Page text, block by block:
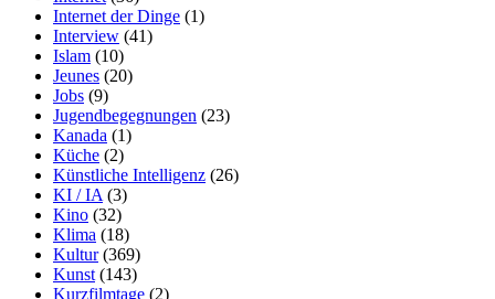
Internet der Dinge (1)
Interview (41)
Islam (10)
Jeunes (20)
Jobs (9)
Jugendbegegnungen (23)
Kanada (1)
Küche (2)
Künstliche Intelligenz (26)
KI / IA (3)
Kino (32)
Klima (18)
Kultur(369)
Kunst (143)
Kurzfilmtage (2)